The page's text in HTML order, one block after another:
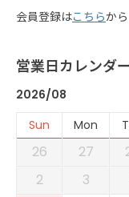
会員登録はこちらから
営業日カレンダー
2026/08
Sun
Mon
26 27
2
3